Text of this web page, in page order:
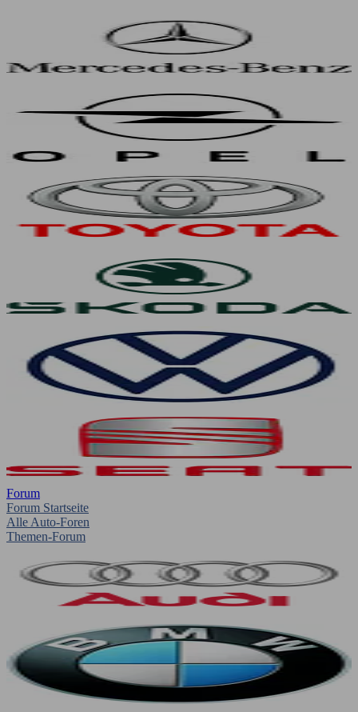
Forum
Forum Startseite
Alle Auto-Foren
Themen-Forum